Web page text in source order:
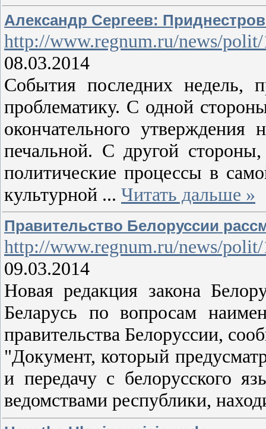
Александр Сергеев:
http://www.regnum.ru/news/
08.03.2014
События последних недель,
проблематику. С одной
окончательного
печальной. С другой стороны,
политические процессы в
культурной ... Читать дальше »
Правительство Белоруссии
http://www.regnum.ru/news/
09.03.2014
Новая редакция закона
Беларусь по вопросам
правительства Белоруссии,
"Документ, который
и передачу с белорусского
ведомствами республики,